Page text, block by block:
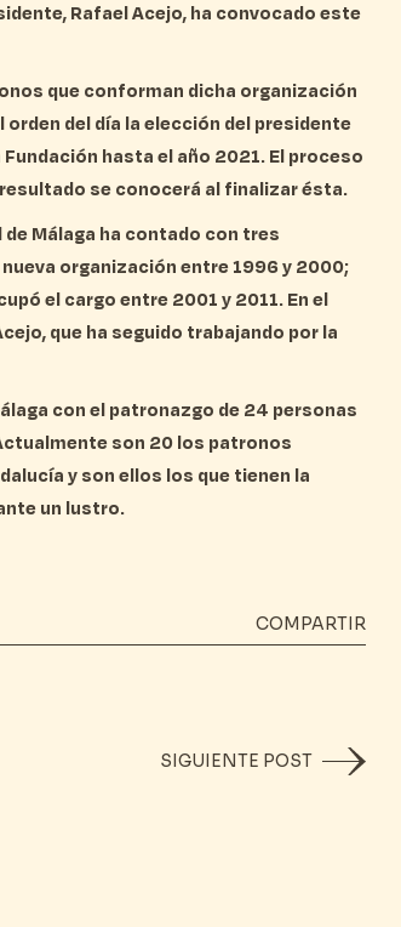
Rafael Acejo, ha convocado este
que conforman dicha organización
del día la elección del presidente
hasta el año 2021. El proceso
se conocerá al finalizar ésta.
de Málaga ha contado con tres
organización entre 1996 y 2000;
el cargo entre 2001 y 2011. En el
que ha seguido trabajando por la
con el patronazgo de 24 personas
son 20 los patronos
y son ellos los que tienen la
un lustro.
COMPARTIR
SIGUIENTE POST